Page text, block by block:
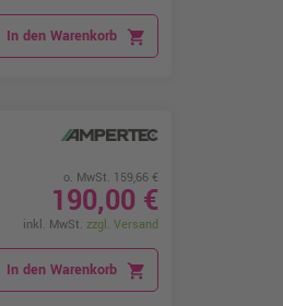
In den Warenkorb shopping_cart
o. MwSt. 159,66 €
190,00 €
inkl. MwSt. zzgl. Versand
In den Warenkorb shopping_cart